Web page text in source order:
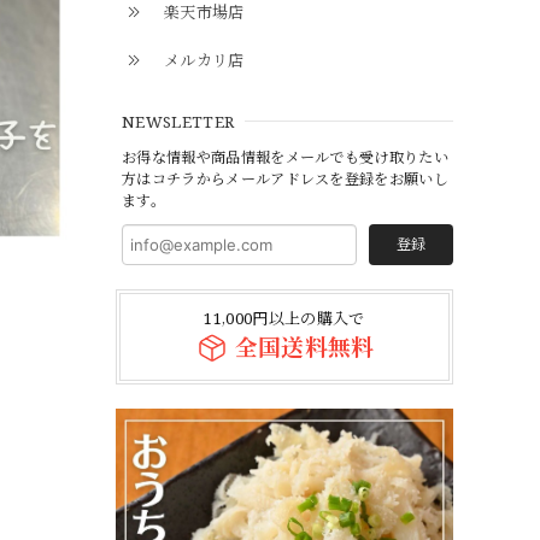
楽天市場店
メルカリ店
NEWSLETTER
お得な情報や商品情報をメールでも受け取りたい
方はコチラからメールアドレスを登録をお願いし
ます。
登録
11,000円以上の購入で
全国送料無料